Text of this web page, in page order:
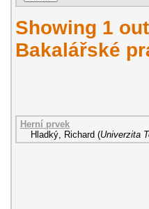
Showing 1
Bakalářské
Herní prvek
Hladký, Richard (Univerzita